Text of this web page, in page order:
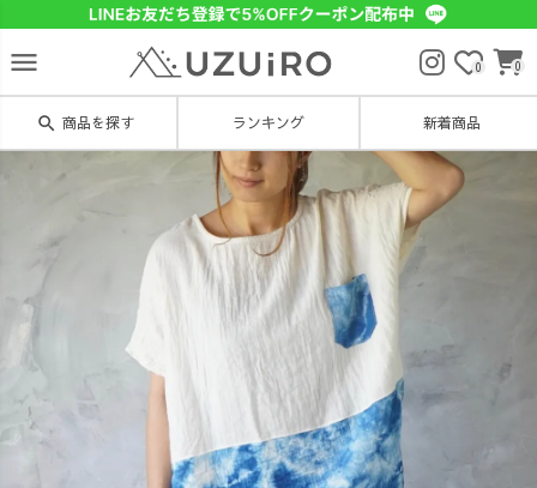
menu 0 0
search 商品を探す ランキング 新着商品